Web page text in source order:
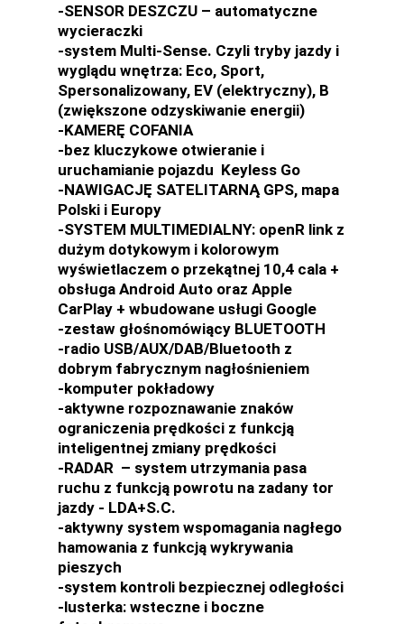
-SENSOR DESZCZU – automatyczne
wycieraczki
-system Multi-Sense. Czyli tryby jazdy i
wyglądu wnętrza: Eco, Sport,
Spersonalizowany, EV (elektryczny), B
(zwiększone odzyskiwanie energii)
-KAMERĘ COFANIA
-bez kluczykowe otwieranie i
uruchamianie pojazdu Keyless Go
-NAWIGACJĘ SATELITARNĄ GPS, mapa
Polski i Europy
-SYSTEM MULTIMEDIALNY: openR link z
dużym dotykowym i kolorowym
wyświetlaczem o przekątnej 10,4 cala +
obsługa Android Auto oraz Apple
CarPlay + wbudowane usługi Google
-zestaw głośnomówiący BLUETOOTH
-radio USB/AUX/DAB/Bluetooth z
dobrym fabrycznym nagłośnieniem
-komputer pokładowy
-aktywne rozpoznawanie znaków
ograniczenia prędkości z funkcją
inteligentnej zmiany prędkości
-RADAR – system utrzymania pasa
ruchu z funkcją powrotu na zadany tor
jazdy - LDA+S.C.
-aktywny system wspomagania nagłego
hamowania z funkcją wykrywania
pieszych
-system kontroli bezpiecznej odległości
-lusterka: wsteczne i boczne